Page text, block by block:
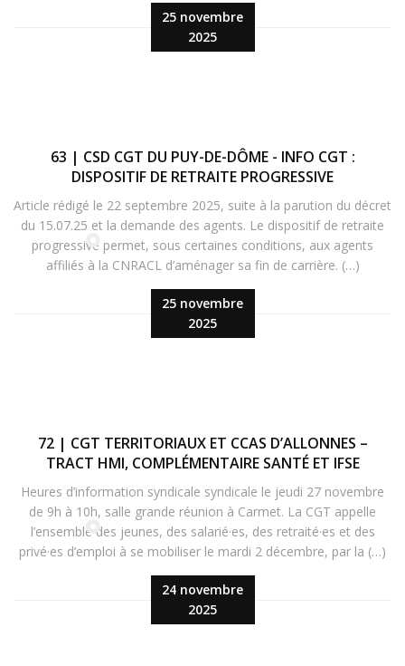
25 novembre
2025
25 novembre
2025
63 | CSD CGT DU PUY-DE-DÔME - INFO CGT :
DISPOSITIF DE RETRAITE PROGRESSIVE
Article rédigé le 22 septembre 2025, suite à la parution du décret
du 15.07.25 et la demande des agents. Le dispositif de retraite
progressive permet, sous certaines conditions, aux agents
affiliés à la CNRACL d’aménager sa fin de carrière. (…)
24 novembre
2025
72 | CGT TERRITORIAUX ET CCAS D’ALLONNES –
TRACT HMI, COMPLÉMENTAIRE SANTÉ ET IFSE
Heures d’information syndicale syndicale le jeudi 27 novembre
de 9h à 10h, salle grande réunion à Carmet. La CGT appelle
l’ensemble des jeunes, des salarié·es, des retraité·es et des
privé·es d’emploi à se mobiliser le mardi 2 décembre, par la (…)